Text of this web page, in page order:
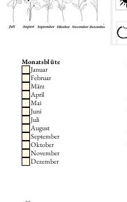
Monatsblüte
Januar
Februar
März
April
Mai
Juni
Juli
August
September
Oktober
November
Dezember